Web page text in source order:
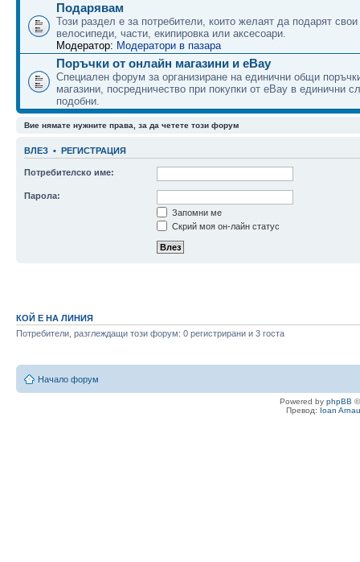
Подарявам
Този раздел е за потребители, които желаят да подарят свои
велосипеди, части, екипировка или аксесоари.
Модератор: Модератори в пазара
Поръчки от онлайн магазини и eBay
Специален форум за организиране на единични общи
магазини, посредничество при покупки от eBay в единични
подобни.
Вие нямате нужните права, за да четете този форум
ВЛЕЗ • РЕГИСТРАЦИЯ
Потребителско име:
Парола:
Запомни ме
Скрий моя он-лайн статус
КОЙ Е НА ЛИНИЯ
Потребители, разглеждащи този форум: 0 регистрирани и 3 госта
Начало форум
Powered by phpBB
Превод: Ioan